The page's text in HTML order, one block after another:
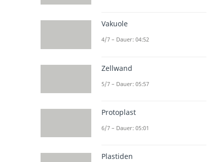
Vakuole
4/7 – Dauer: 04:52
Zellwand
5/7 – Dauer: 05:57
Protoplast
6/7 – Dauer: 05:01
Plastiden